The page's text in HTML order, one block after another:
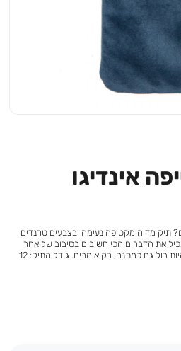
אינדיגו
מדיה מקטיפה נעימה ובצבעים טרנדים
את הדברים הכי חשובים בסיבוב של אחר
הצהריים עם חברים וחברות. יכול להיות בול גם כמתנה, רק אומרים. גודל התיק: 12